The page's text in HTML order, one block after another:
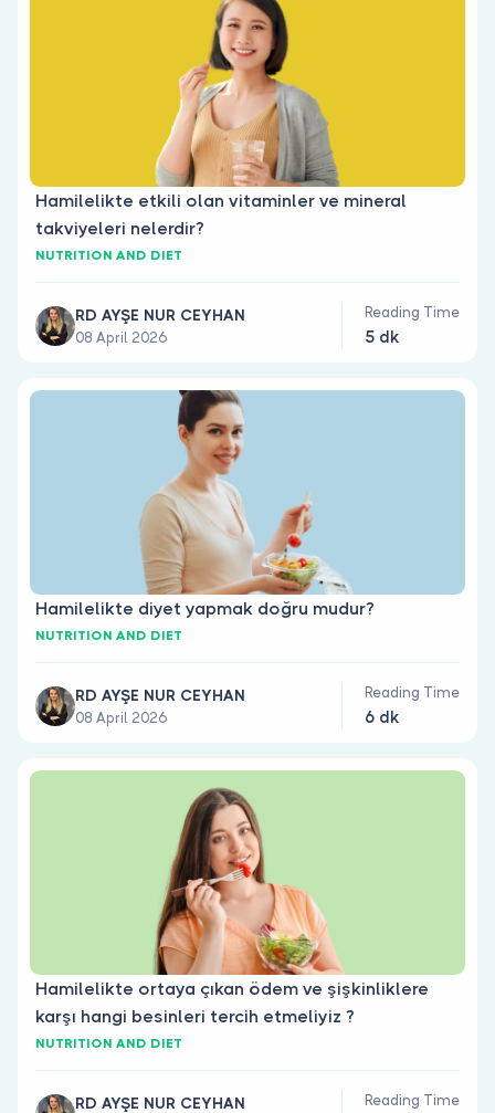
Hamilelikte etkili olan vitaminler ve mineral
takviyeleri nelerdir?
NUTRITION AND DIET
RD AYŞE NUR CEYHAN
08 April 2026
Reading Time
5 dk
Hamilelikte diyet yapmak doğru mudur?
NUTRITION AND DIET
RD AYŞE NUR CEYHAN
08 April 2026
Reading Time
6 dk
Hamilelikte ortaya çıkan ödem ve şişkinliklere
karşı hangi besinleri tercih etmeliyiz ?
NUTRITION AND DIET
RD AYŞE NUR CEYHAN Reading Time